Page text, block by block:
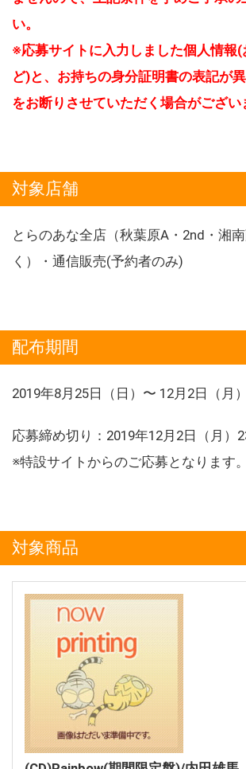
い。
※応募サイトに入力しました個人情報
ど)と、お持ちの身分証明書の表記が
をお断りさせていただく場合がござい
対象店舗
とらのあな全店（秋葉原A・2nd・湘
く）・通信販売(予約者のみ)
配布期間
2019年8月25日（日）〜 12月2日（月
応募締め切り：2019年12月2日（月）
※特設サイトからのご応募となります。
対象商品